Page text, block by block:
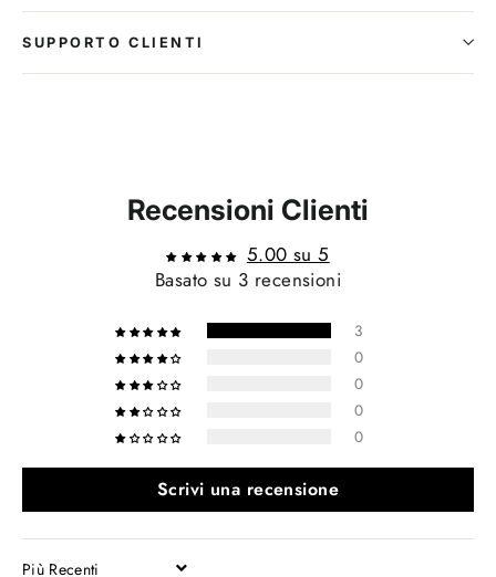
SUPPORTO CLIENTI
Recensioni Clienti
5.00 su 5
Basato su 3 recensioni
3
0
0
0
0
Scrivi una recensione